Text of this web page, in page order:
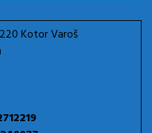
Kotor Varoš